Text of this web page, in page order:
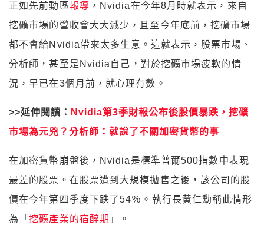
正如先前動區報導 ，Nvidia在今年8月時就表示，來自
挖礦市場的營收會大大減少，且至今年底前，挖礦市場
都不會給Nvidia帶來太多生意。這就表示，股票市場、
分析師，甚至是Nvidia自己，對於挖礦市場疲軟的情
況，早已在3個月前，就心理有數。
>>延伸閱讀： Nvidia第3季財報公布後股價暴跌，挖礦
市場為元兇？分析師：就說了不關加密貨幣的事
在加密貨幣崩盤後，Nvidia是標準普爾500指數中表現
最差的股票。在股票遭到大規模拋售之後，該公司的股
價在今年第四季度下跌了54％。執行長黃仁勳稱此情形
為「挖礦產業的宿醉期 」。